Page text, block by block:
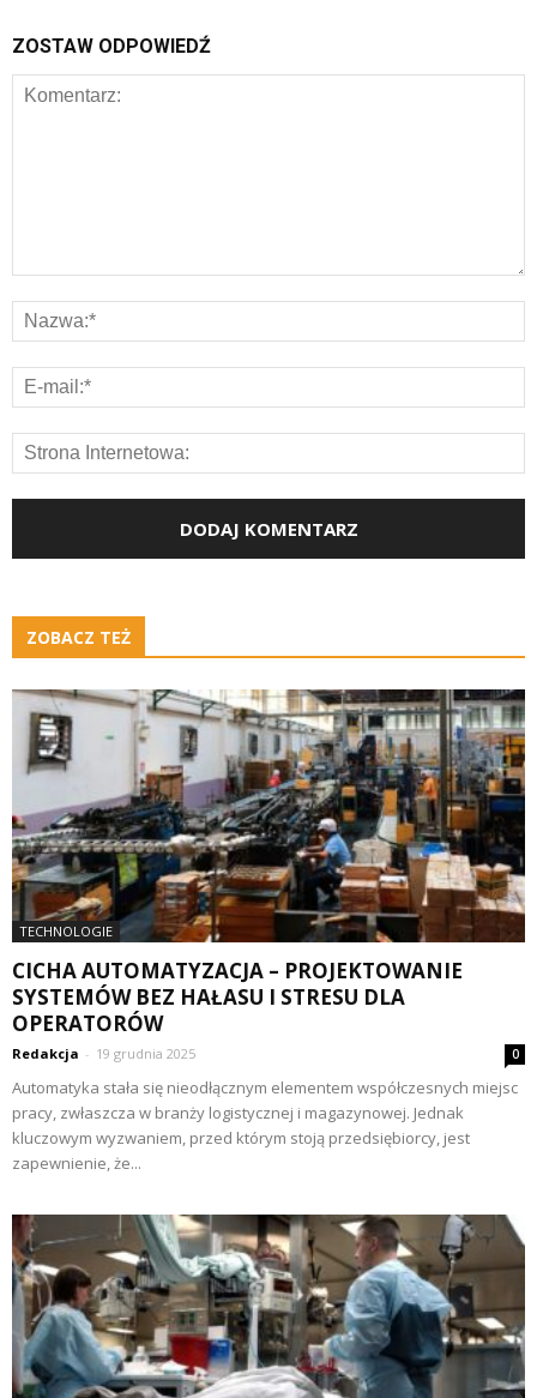
ZOSTAW ODPOWIEDŹ
ZOBACZ TEŻ
TECHNOLOGIE
CICHA AUTOMATYZACJA – PROJEKTOWANIE
SYSTEMÓW BEZ HAŁASU I STRESU DLA
OPERATORÓW
Redakcja - 19 grudnia 2025 0
Automatyka stała się nieodłącznym elementem współczesnych miejsc
pracy, zwłaszcza w branży logistycznej i magazynowej. Jednak
kluczowym wyzwaniem, przed którym stoją przedsiębiorcy, jest
zapewnienie, że...